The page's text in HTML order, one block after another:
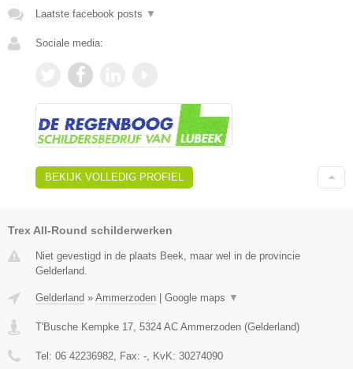
Laatste facebook posts ▼
Sociale media:
BEKIJK VOLLEDIG PROFIEL
Trex All-Round schilderwerken
Niet gevestigd in de plaats Beek, maar wel in de provincie
Gelderland.
Gelderland » Ammerzoden | Google maps ▼
T'Busche Kempke 17 5324 AC Ammerzoden (Gelderland)
Tel: 06 42236982 , Fax: - , KvK: 30274090